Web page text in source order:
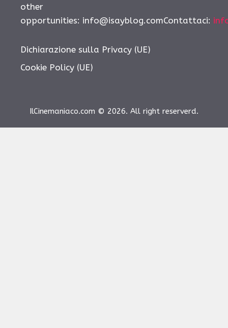
other
opportunities: info@isayblog.comContattaci:
Dichiarazione sulla Privacy (UE)
Cookie Policy (UE)
IlCinemaniaco.com © 2026. All right reserverd.